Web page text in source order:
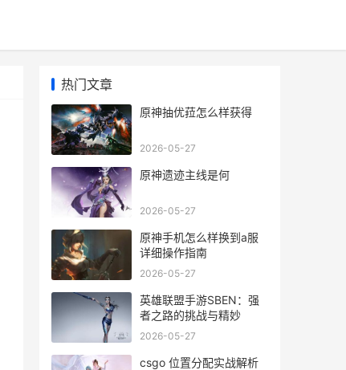
热门文章
原神抽优菈怎么样获得
2026-05-27
原神遗迹主线是何
2026-05-27
原神手机怎么样换到a服
详细操作指南
2026-05-27
英雄联盟手游SBEN：强
者之路的挑战与精妙
2026-05-27
csgo 位置分配实战解析